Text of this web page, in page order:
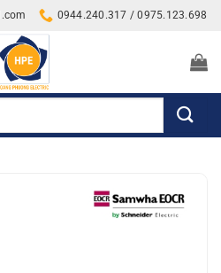
0944.240.317 / 0975.123.698